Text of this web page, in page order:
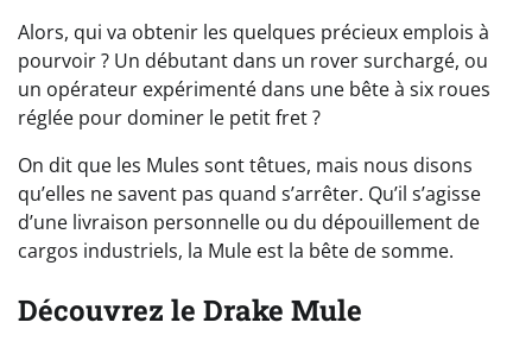
Alors, qui va obtenir les quelques précieux emplois à
pourvoir ? Un débutant dans un rover surchargé, ou
un opérateur expérimenté dans une bête à six roues
réglée pour dominer le petit fret ?
On dit que les Mules sont têtues, mais nous disons
qu’elles ne savent pas quand s’arrêter. Qu’il s’agisse
d’une livraison personnelle ou du dépouillement de
cargos industriels, la Mule est la bête de somme.
Découvrez le Drake Mule